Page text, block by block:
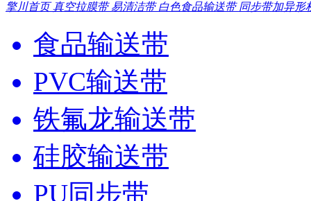
擎川首页 真空拉膜带 易清洁带 白色食品输送带 同步带加异形
食品输送带
PVC输送带
铁氟龙输送带
硅胶输送带
PU同步带